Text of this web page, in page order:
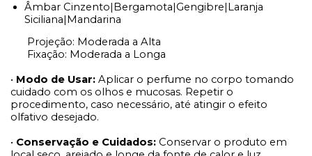
Âmbar Cinzento|Bergamota|Gengibre|Laranja
Siciliana|Mandarina
Projeção: Moderada a Alta
Fixação: Moderada a Longa
• Modo de Usar: Aplicar o perfume no corpo tomando
cuidado com os olhos e mucosas. Repetir o
procedimento, caso necessário, até atingir o efeito
olfativo desejado.
• Conservação e Cuidados: Conservar o produto em